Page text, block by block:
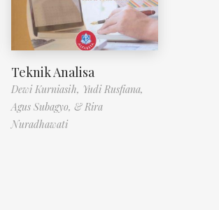
Teknik Analisa
Dewi Kurniasih, Yudi Rusfiana,
Agus Subagyo, & Rira
Nuradhawati